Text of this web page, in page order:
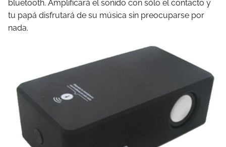
bluetooth. Amplificará el sonido con sólo el contacto y
tu papá disfrutará de su música sin preocuparse por
nada.